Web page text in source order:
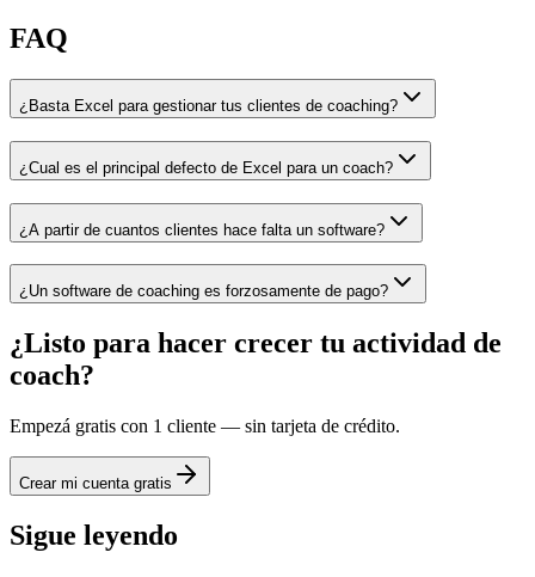
FAQ
¿Basta Excel para gestionar tus clientes de coaching?
¿Cual es el principal defecto de Excel para un coach?
¿A partir de cuantos clientes hace falta un software?
¿Un software de coaching es forzosamente de pago?
¿Listo para hacer crecer tu actividad de
coach?
Empezá gratis con 1 cliente — sin tarjeta de crédito.
Crear mi cuenta gratis
Sigue leyendo